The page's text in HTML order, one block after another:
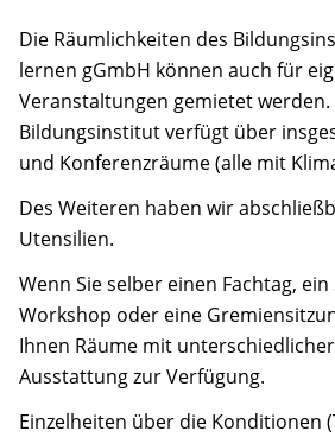
Suche
Die Räumlichkeiten des
lernen gGmbH können auch für
Veranstaltungen gemietet werden.
Bildungsinstitut verfügt über
und Konferenzräume (alle mit
Des Weiteren haben wir
Utensilien.
Wenn Sie selber einen Fachtag,
Workshop oder eine
Ihnen Räume mit
Ausstattung zur Verfügung.
Einzelheiten über die Konditionen